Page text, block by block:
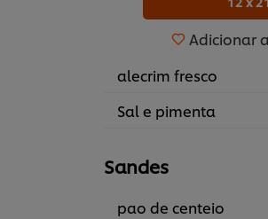
Adicionar
alecrim fresco
Sal e pimenta
Sandes
pao de centeio